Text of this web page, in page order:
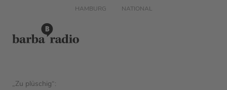
HAMBURG NATIONAL
„Zu plüschig“: